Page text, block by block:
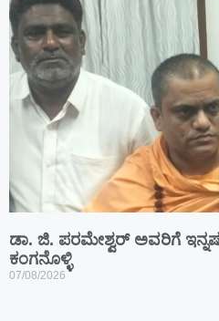
ಡಾ. ಜಿ. ಪರಮೇಶ್ವರ್ ಅವರಿಗೆ
ಕಂಗನೊಳ್ಳಿ
07/08/2026